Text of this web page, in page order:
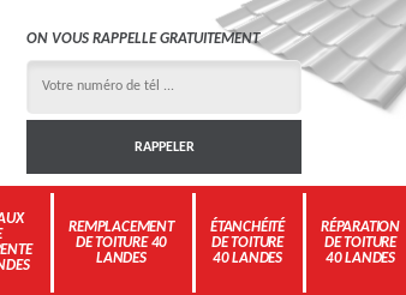
ON VOUS RAPPELLE GRATUITEMENT
REMPLACEMENT
DE TOITURE 40
LANDES
ÉTANCHÉITÉ
DE TOITURE
40 LANDES
RÉPARATION
DE TOITURE
40 LANDES